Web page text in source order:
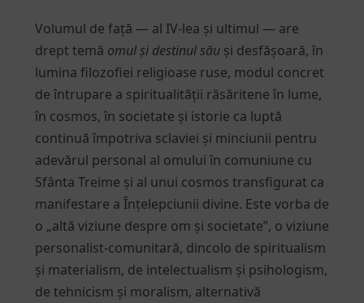
Volumul de față — al IV-lea și ultimul — are
drept temă omul și destinul săuși desfășoară, în
lumina filozofiei religioase ruse, modul concret
de întrupare a spiritualității răsăritene în lume,
în cosmos, în societate și istorie ca luptă
continuă împotriva sclaviei și minciunii pentru
adevărul personal al omului în comuniune cu
Sfânta Treime și al unui cosmos transfigurat ca
manifestare a Înțelepciunii divine. Este vorba de
o „altă viziune despre om și societate”, o viziune
personalist-comunitară, dincolo de spiritualism
și materialism, de intelectualism și psihologism,
de tehnicism și moralism, alternativă